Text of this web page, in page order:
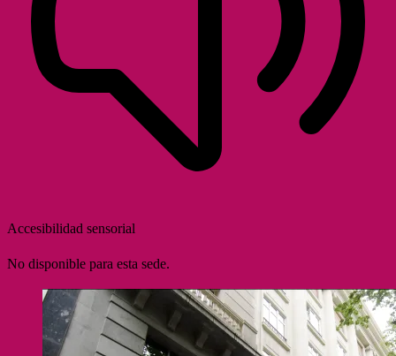
Accesibilidad sensorial
No disponible para esta sede.